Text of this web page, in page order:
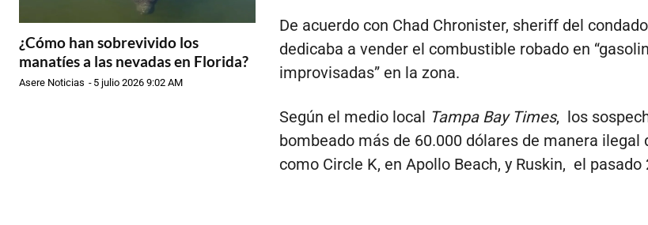
¿Cómo han sobrevivido los
manatíes a las nevadas en Florida?
Asere Noticias - 5 julio 2026 9:02 AM
De acuerdo con Chad Chronister, sheriff del
dedicaba a vender el combustible robado en
improvisadas” en la zona.
Según el medio local Tampa Bay Times, los
bombeado más de 60.000 dólares de manera ilegal
como Circle K, en Apollo Beach, y Ruskin, el pasado